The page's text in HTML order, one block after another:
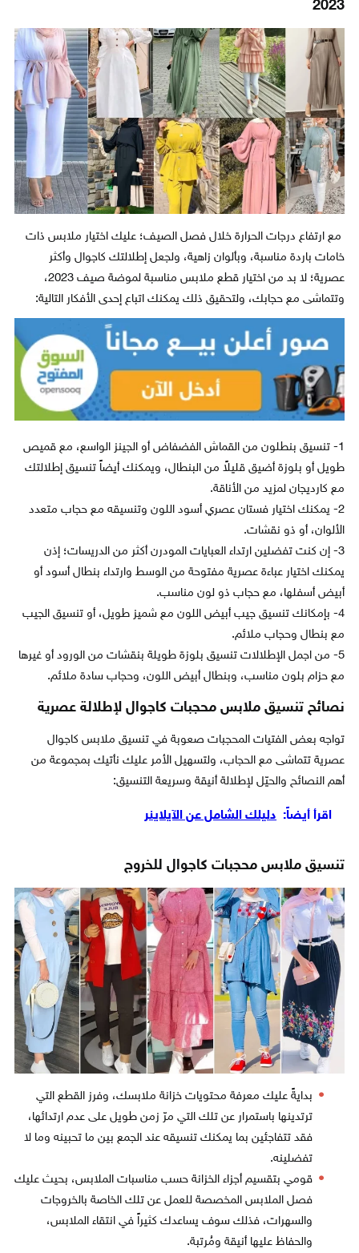
2023
مع ارتفاع درجات الحرارة خلال فصل الصيف؛ عليك اختيار ملابس ذات
خامات باردة مناسبة، وبألوان زاهية، ولجعل إطلالتك كاجوال وأكثر
عصرية؛ لا بد من اختيار قطع ملابس مناسبة لموضة صيف 2023،
وتتماشى مع حجابك، ولتحقيق ذلك يمكنك اتباع إحدى الأفكار التالية:
1- تنسيق بنطلون من القماش الفضفاض أو الجينز الواسع، مع قميص
طويل أو بلوزة أضيق قليلاً من البنطال، ويمكنك أيضاً تنسيق إطلالتك
مع كارديجان لمزيد من الأناقة.
2- يمكنك اختيار فستان عصري أسود اللون وتنسيقه مع حجاب متعدد
الألوان، أو ذو نقشات.
3- إن كنت تفضلين ارتداء العبايات المودرن أكثر من الدريسات؛ إذن
يمكنك اختيار عباءة عصرية مفتوحة من الوسط وارتداء بنطال أسود أو
أبيض أسفلها، مع حجاب ذو لون مناسب.
4- بإمكانك تنسيق جيب أبيض اللون مع شميز طويل، أو تنسيق الجيب
مع بنطال وحجاب ملائم.
5- من اجمل الإطلالات تنسيق بلوزة طويلة بنقشات من الورود أو غيرها
مع حزام بلون مناسب، وبنطال أبيض اللون، وحجاب سادة ملائم.
نصائح تنسيق ملابس محجبات كاجوال لإطلالة عصرية
تواجه بعض الفتيات المحجبات صعوبة في تنسيق ملابس كاجوال
عصرية تتماشى مع الحجاب، ولتسهيل الأمر عليك نأتيك بمجموعة من
أهم النصائح والحيّل لإطلالة أنيقة وسريعة التنسيق:
اقرأ أيضاً: دليلك الشامل عن الآيلاينر
تنسيق ملابس محجبات كاجوال للخروج
بدايةً عليك معرفة محتويات خزانة ملابسك، وفرز القطع التي
ترتدينها باستمرار عن تلك التي مرّ زمن طويل على عدم ارتدائها،
فقد تتفاجئين بما يمكنك تنسيقه عند الجمع بين ما تحبينه وما لا
تفضلينه.
قومي بتقسيم أجزاء الخزانة حسب مناسبات الملابس، بحيث عليك
فصل الملابس المخصصة للعمل عن تلك الخاصة بالخروجات
والسهرات، فذلك سوف يساعدك كثيراً في انتقاء الملابس،
والحفاظ عليها أنيقة ومُرتبة.